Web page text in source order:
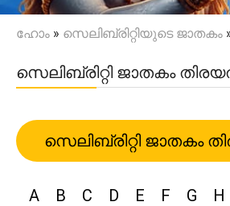
ഹോം » സെലിബ്രിറ്റിയുടെ ജാതകം
സെലിബ്രിറ്റി ജാതകം
സെലിബ്രിറ്റി ജാതകം
A B C D E F G H